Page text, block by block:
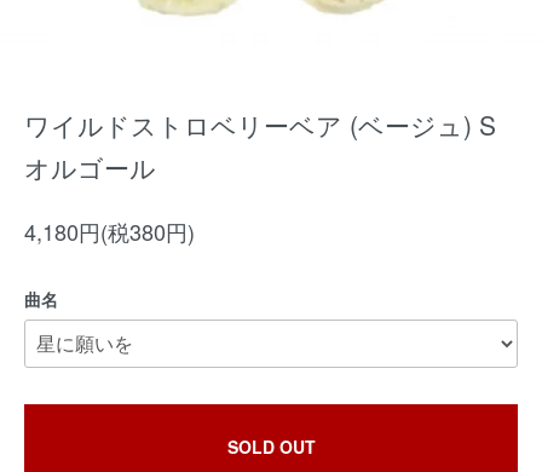
ワイルドストロベリーベア (ベージュ) S
オルゴール
4,180円(税380円)
曲名
SOLD OUT